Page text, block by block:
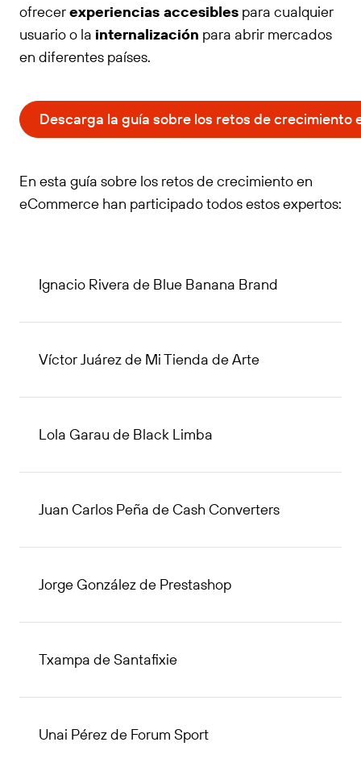
ofrecerexperiencias accesibles para cualquier
usuario o la internalización para abrir mercados
en diferentes países.
Descarga la guía sobre los retos de crecimiento
En esta guía sobre los retos de crecimiento en
eCommerce han participado todos estos expertos:
Ignacio Rivera de Blue Banana Brand
Víctor Juárez de Mi Tienda de Arte
Lola Garau de Black Limba
Juan Carlos Peña de Cash Converters
Jorge González de Prestashop
Txampa de Santafixie
Unai Pérez de Forum Sport